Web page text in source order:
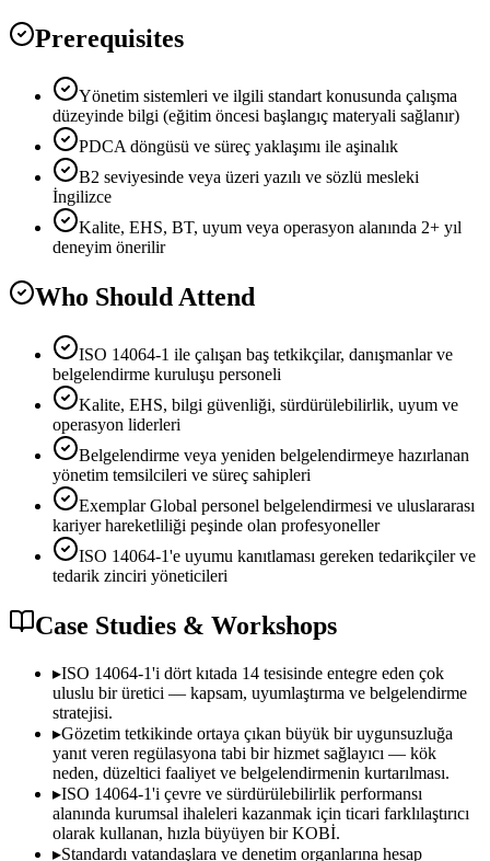
Prerequisites
Yönetim sistemleri ve ilgili standart konusunda çalışma
düzeyinde bilgi (eğitim öncesi başlangıç materyali sağlanır)
PDCA döngüsü ve süreç yaklaşımı ile aşinalık
B2 seviyesinde veya üzeri yazılı ve sözlü mesleki
İngilizce
Kalite, EHS, BT, uyum veya operasyon alanında 2+ yıl
deneyim önerilir
Who Should Attend
ISO 14064-1 ile çalışan baş tetkikçilar, danışmanlar ve
belgelendirme kuruluşu personeli
Kalite, EHS, bilgi güvenliği, sürdürülebilirlik, uyum ve
operasyon liderleri
Belgelendirme veya yeniden belgelendirmeye hazırlanan
yönetim temsilcileri ve süreç sahipleri
Exemplar Global personel belgelendirmesi ve uluslararası
kariyer hareketliliği peşinde olan profesyoneller
ISO 14064-1'e uyumu kanıtlaması gereken tedarikçiler ve
tedarik zinciri yöneticileri
Case Studies & Workshops
▸ISO 14064-1'i dört kıtada 14 tesisinde entegre eden çok
uluslu bir üretici — kapsam, uyumlaştırma ve belgelendirme
stratejisi.
▸Gözetim tetkikinde ortaya çıkan büyük bir uygunsuzluğa
yanıt veren regülasyona tabi bir hizmet sağlayıcı — kök
neden, düzeltici faaliyet ve belgelendirmenin kurtarılması.
▸ISO 14064-1'i çevre ve sürdürülebilirlik performansı
alanında kurumsal ihaleleri kazanmak için ticari farklılaştırıcı
olarak kullanan, hızla büyüyen bir KOBİ.
▸Standardı vatandaşlara ve denetim organlarına hesap